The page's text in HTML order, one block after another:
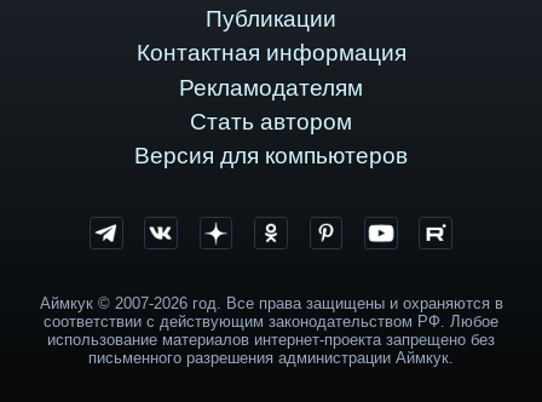
Публикации
Контактная информация
Рекламодателям
Стать автором
Версия для компьютеров
Аймкук © 2007-2026 год. Все права защищены и охраняются в
соответствии с действующим законодательством РФ. Любое
использование материалов интернет-проекта запрещено без
письменного разрешения администрации Аймкук.